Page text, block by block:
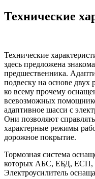
Технические
Технические
здесь предложена
предшественника.
подвеску на основе
ко всему прочему
всевозможных
адаптивное шасси с
Они позволяют
характерные режимы
дорожное покрытие.
Тормозная система
которых АБС, ЕБД,
Электроусилитель